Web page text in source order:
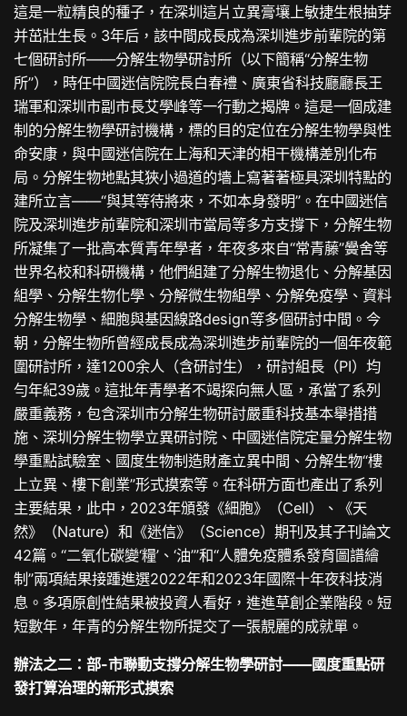
這是一粒精良的種子，在深圳這片立異膏壤上敏捷生根抽芽
并茁壯生長。3年后，該中間成長成為深圳進步前輩院的第
七個研討所——分解生物學研討所（以下簡稱“分解生物
所”），時任中國迷信院院長白春禮、廣東省科技廳廳長王
瑞軍和深圳市副市長艾學峰等一行動之揭牌。這是一個成建
制的分解生物學研討機構，標的目的定位在分解生物學與性
命安康，與中國迷信院在上海和天津的相干機構差別化布
局。分解生物地點其狹小過道的墻上寫著著極具深圳特點的
建所立言——“與其等待將來，不如本身發明”。在中國迷信
院及深圳進步前輩院和深圳市當局等多方支撐下，分解生物
所凝集了一批高本質青年學者，年夜多來自“常青藤”黌舍等
世界名校和科研機構，他們組建了分解生物退化、分解基因
組學、分解生物化學、分解微生物組學、分解免疫學、資料
分解生物學、細胞與基因線路design等多個研討中間。今
朝，分解生物所曾經成長成為深圳進步前輩院的一個年夜範
圍研討所，達1200余人（含研討生），研討組長（PI）均
勻年紀39歲。這批年青學者不竭探向無人區，承當了系列
嚴重義務，包含深圳市分解生物研討嚴重科技基本舉措措
施、深圳分解生物學立異研討院、中國迷信院定量分解生物
學重點試驗室、國度生物制造財產立異中間、分解生物“樓
上立異、樓下創業”形式摸索等。在科研方面也產出了系列
主要結果，此中，2023年頒發《細胞》（Cell）、《天
然》（Nature）和《迷信》（Science）期刊及其子刊論文
42篇。“二氧化碳變‘糧’、‘油’”和“人體免疫體系發育圖譜繪
制”兩項結果接踵進選2022年和2023年國際十年夜科技消
息。多項原創性結果被投資人看好，進進草創企業階段。短
短數年，年青的分解生物所提交了一張靚麗的成就單。
辦法之二：部-市聯動支撐分解生物學研討——國度重點研
發打算治理的新形式摸索